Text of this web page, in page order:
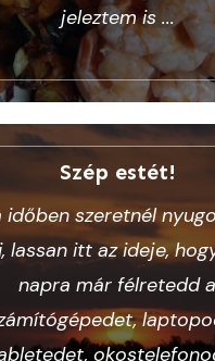
jeleztem is ...
Szép estét!
időben szeretnél
lassan itt az ideje,
napra már félretedd a